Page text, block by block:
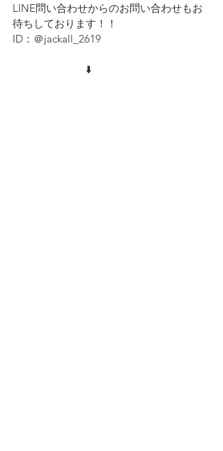
LINE問い合わせからのお問い合わせもお
待ちしております！！
ID：＠jackall_2619
⬇️